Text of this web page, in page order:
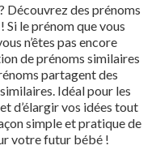
Découvrez des prénoms
le prénom que vous
n’êtes pas encore
de prénoms similaires
partagent des
Idéal pour les
d’élargir vos idées tout
simple et pratique de
votre futur bébé !